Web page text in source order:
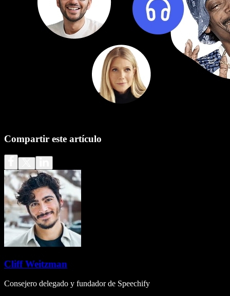
Compartir este artículo
Cliff Weitzman
Consejero delegado y fundador de Speechify